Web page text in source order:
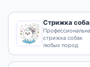
Стрижка
стрижка собак
любых пород